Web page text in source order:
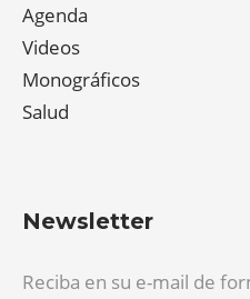
Agenda
Videos
Monográficos
Salud
Newsletter
Reciba en su e-mail de